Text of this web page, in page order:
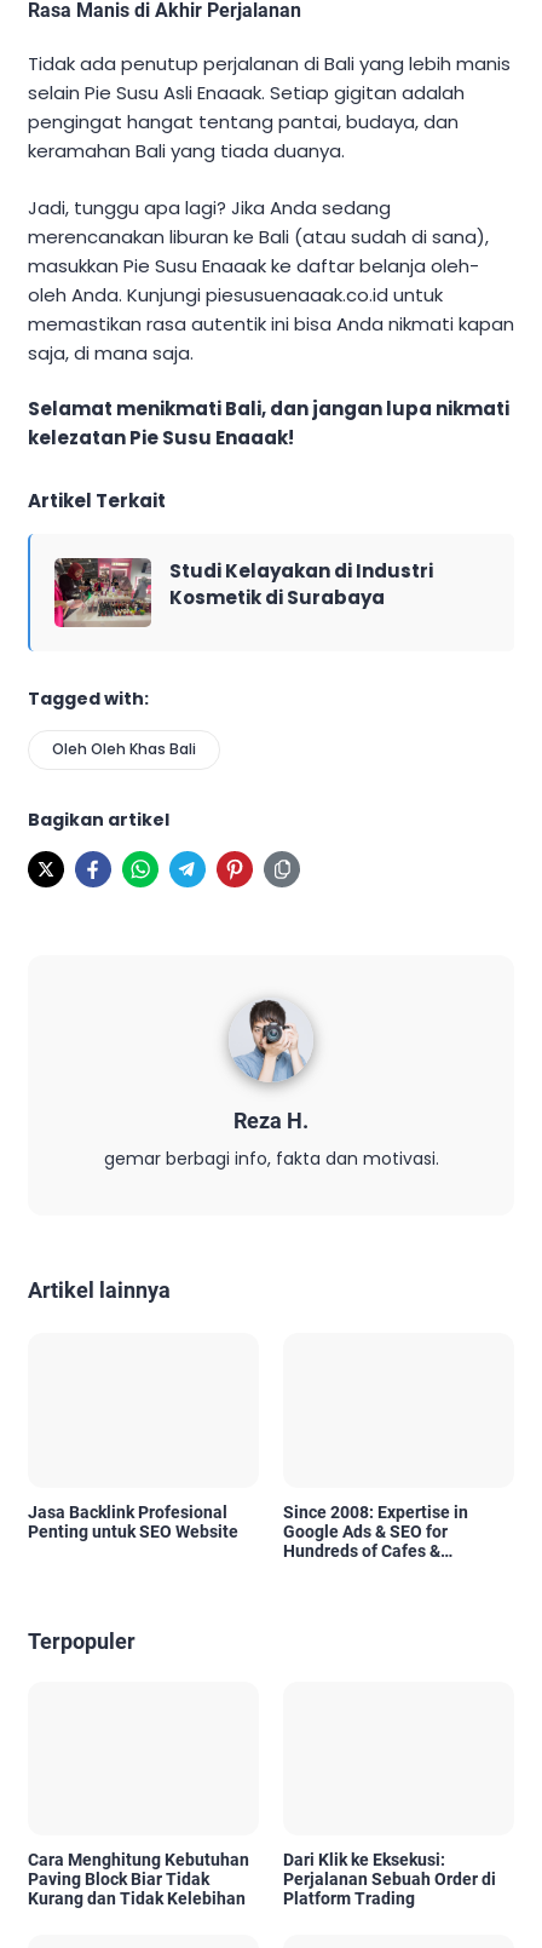
Rasa Manis di Akhir Perjalanan
Tidak ada penutup perjalanan di Bali yang lebih manis
selain Pie Susu Asli Enaaak. Setiap gigitan adalah
pengingat hangat tentang pantai, budaya, dan
keramahan Bali yang tiada duanya.
Jadi, tunggu apa lagi? Jika Anda sedang
merencanakan liburan ke Bali (atau sudah di sana),
masukkan Pie Susu Enaaak ke daftar belanja oleh-
oleh Anda. Kunjungi piesusuenaaak.co.id untuk
memastikan rasa autentik ini bisa Anda nikmati kapan
saja, di mana saja.
Selamat menikmati Bali, dan jangan lupa nikmati
kelezatan Pie Susu Enaaak!
Artikel Terkait
Studi Kelayakan di Industri
Kosmetik di Surabaya
Tagged with:
Oleh Oleh Khas Bali
Bagikan artikel
Reza H.
gemar berbagi info, fakta dan motivasi.
Artikel lainnya
Jasa Backlink Profesional
Penting untuk SEO Website
Since 2008: Expertise in
Google Ads & SEO for
Hundreds of Cafes &
Terpopuler
Cara Menghitung Kebutuhan
Paving Block Biar Tidak
Kurang dan Tidak Kelebihan
Dari Klik ke Eksekusi:
Perjalanan Sebuah Order di
Platform Trading